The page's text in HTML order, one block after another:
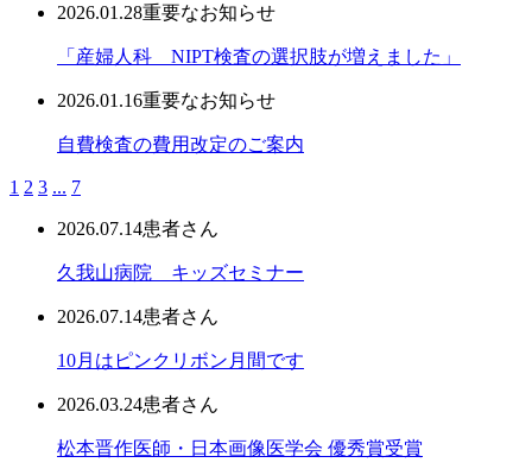
2026.01.28重要なお知らせ
「産婦人科 NIPT検査の選択肢が増えました」
2026.01.16重要なお知らせ
自費検査の費用改定のご案内
1 2 3 ... 7
2026.07.14患者さん
久我山病院 キッズセミナー
2026.07.14患者さん
10月はピンクリボン月間です
2026.03.24患者さん
松本晋作医師・日本画像医学会 優秀賞受賞